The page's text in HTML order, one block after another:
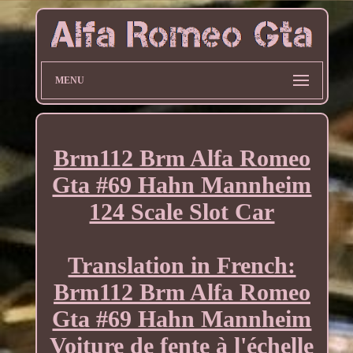
MENU
Brm112 Brm Alfa Romeo
Gta #69 Hahn Mannheim
124 Scale Slot Car
Translation in French:
Brm112 Brm Alfa Romeo
Gta #69 Hahn Mannheim
Voiture de fente à l'échelle